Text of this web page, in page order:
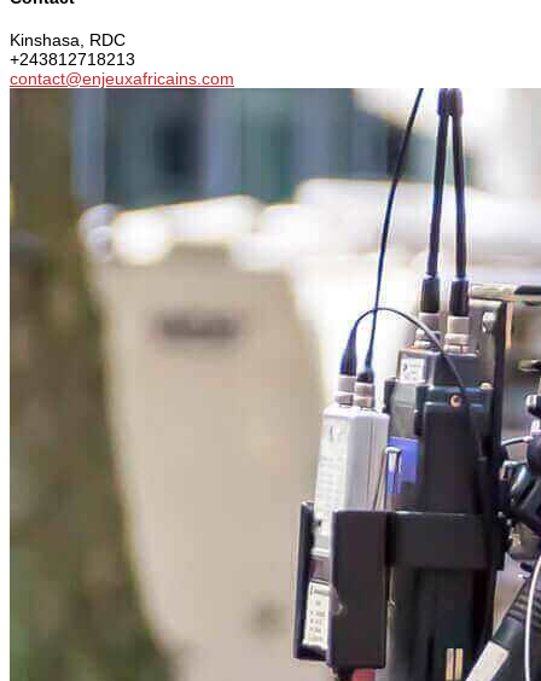
Kinshasa, RDC
+243812718213
contact@enjeuxafricains.com